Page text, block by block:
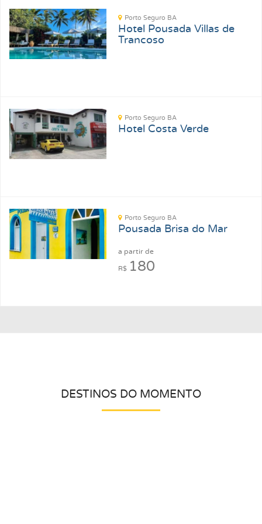
Porto Seguro BA
Hotel Pousada Villas de
Trancoso
Porto Seguro BA
Hotel Costa Verde
Porto Seguro BA
Pousada Brisa do Mar
a partir de
R$ 180
DESTINOS DO MOMENTO